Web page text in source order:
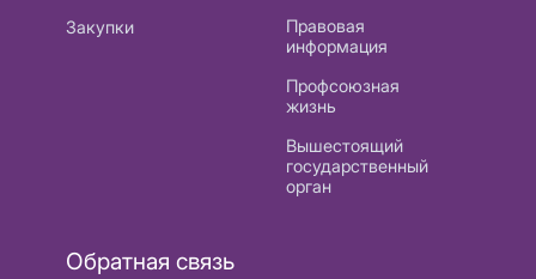
Закупки
Правовая
информация
Профсоюзная
жизнь
Вышестоящий
государственный
орган
Обратная связь